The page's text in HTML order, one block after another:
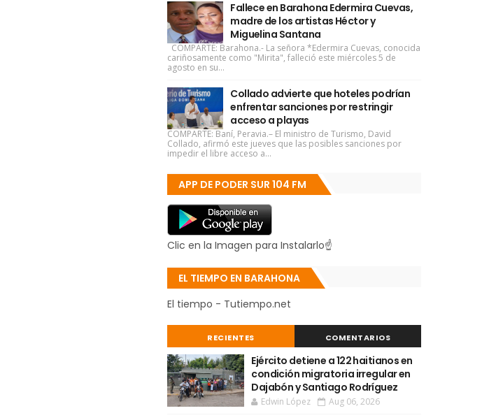
Fallece en Barahona Edermira Cuevas,
madre de los artistas Héctor y
Miguelina Santana
COMPARTE: Barahona.- La señora *Edermira Cuevas, conocida
cariñosamente como "Mirita", falleció este miércoles 5 de
agosto en su...
Collado advierte que hoteles podrían
enfrentar sanciones por restringir
acceso a playas
COMPARTE: Baní, Peravia.– El ministro de Turismo, David
Collado, afirmó este jueves que las posibles sanciones por
impedir el libre acceso a...
APP DE PODER SUR 104 FM
Clic en la Imagen para Instalarlo☝
EL TIEMPO EN BARAHONA
El tiempo - Tutiempo.net
RECIENTES COMENTARIOS
Ejército detiene a 122 haitianos en
condición migratoria irregular en
Dajabón y Santiago Rodríguez
Edwin López Aug 06, 2026